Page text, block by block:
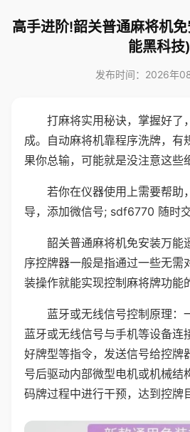
高手进阶!韶关普通麻将机
能黑科技)
发布时间：2026年
打麻将实用秘诀，掌握好了
成。自动麻将机靠程序洗牌，有
果你总输，可能就是没注意这些
若你在仪器使用上需要帮助
导，添加微信号; sdf6770 随时交
韶关普通麻将机免安装万能
序控牌器一般是指通过一些无需
装操作就能实现控制麻将牌功能
蓝牙或无线信号控制原理：
蓝牙或无线信号与手机等设备连
好牌型等指令，发送信号给控牌
号后驱动内部微型电机或机械结
码牌过程中进行干预，达到控牌